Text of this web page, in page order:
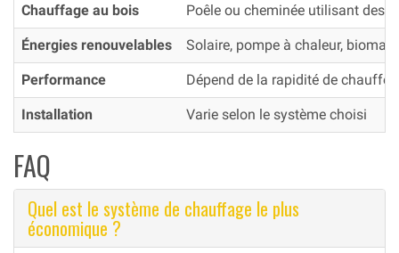
Chauffage au bois Poêle ou cheminée utilisant des
Énergies renouvelables Solaire, pompe à chaleur,
Performance Dépend de la rapidité de chauffe
Installation Varie selon le système choisi
FAQ
Quel est le système de chauffage le plus
économique ?